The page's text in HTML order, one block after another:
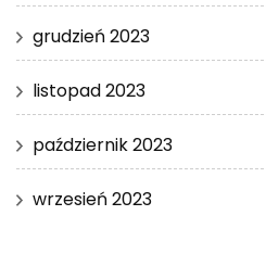
grudzień 2023
listopad 2023
październik 2023
wrzesień 2023